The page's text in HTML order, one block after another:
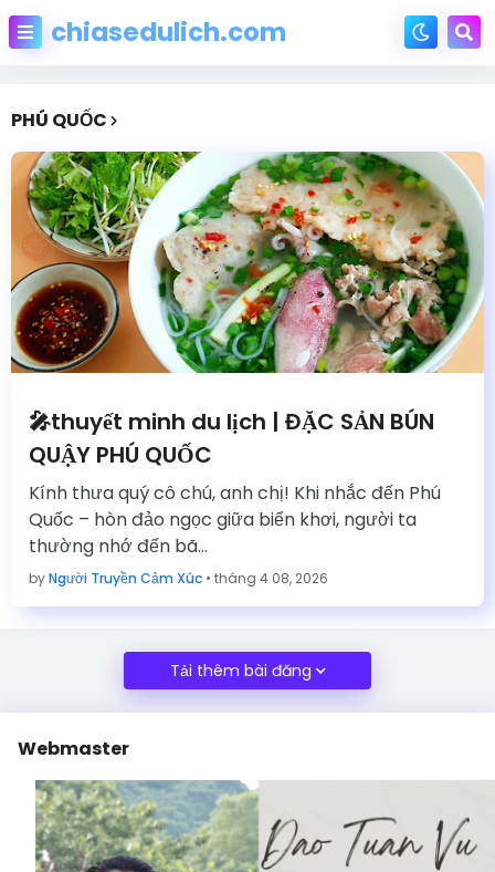
chiasedulich.com
PHÚ QUỐC
🎤thuyết minh du lịch | ĐẶC SẢN BÚN
QUẬY PHÚ QUỐC
Kính thưa quý cô chú, anh chị! Khi nhắc đến Phú
Quốc – hòn đảo ngọc giữa biển khơi, người ta
thường nhớ đến bã…
byNgười Truyền Cảm Xúc • tháng 4 08, 2026
Tải thêm bài đăng
Webmaster